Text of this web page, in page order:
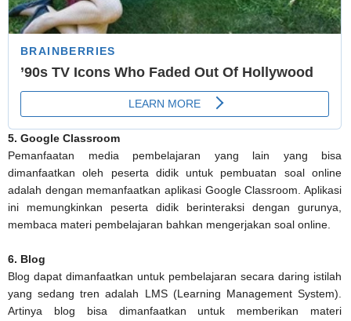
5. Google Classroom
Pemanfaatan media pembelajaran yang lain yang bisa
dimanfaatkan oleh peserta didik untuk pembuatan soal online
adalah dengan memanfaatkan aplikasi Google Classroom. Aplikasi
ini memungkinkan peserta didik berinteraksi dengan gurunya,
membaca materi pembelajaran bahkan mengerjakan soal online.
6. Blog
Blog dapat dimanfaatkan untuk pembelajaran secara daring istilah
yang sedang tren adalah LMS (Learning Management System).
Artinya blog bisa dimanfaatkan untuk memberikan materi